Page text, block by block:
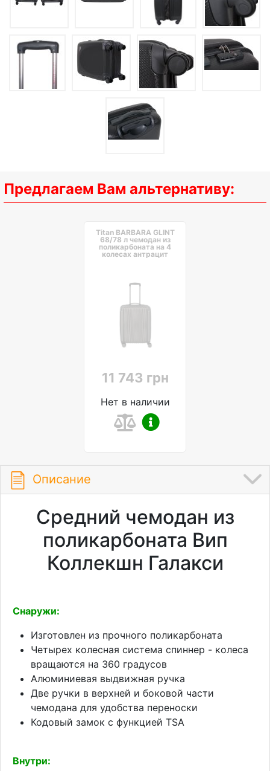
Предлагаем Вам альтернативу:
Titan BARBARA GLINT
68/78 л чемодан из
поликарбоната на 4
колесах антрацит
11 743 грн
Нет в наличии
Описание
Средний чемодан из
поликарбоната Вип
Коллекшн Галакси
Снаружи:
Изготовлен из прочного поликарбоната
Четырех колесная система спиннер - колеса
вращаются на 360 градусов
Алюминиевая выдвижная ручка
Две ручки в верхней и боковой части
чемодана для удобства переноски
Кодовый замок с функцией TSA
Внутри: